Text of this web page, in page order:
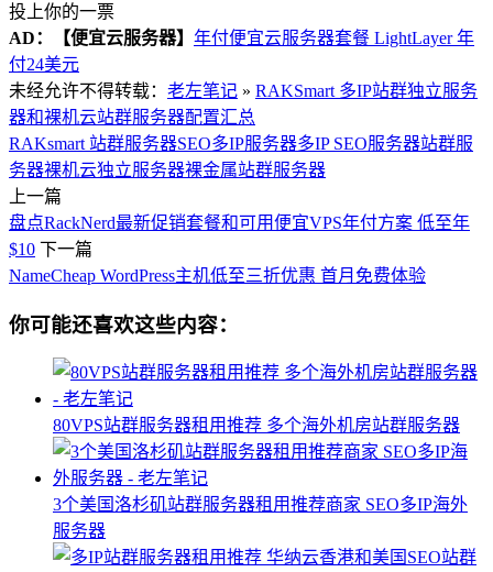
投上你的一票
AD：
【便宜云服务器】 年付便宜云服务器套餐 LightLayer 年
付24美元
未经允许不得转载： 老左笔记 » RAKSmart 多IP站群独立服务
器和裸机云站群服务器配置汇总
RAKsmart 站群服务器SEO多IP服务器多IP SEO服务器站群服
务器裸机云独立服务器裸金属站群服务器
上一篇
盘点RackNerd最新促销套餐和可用便宜VPS年付方案 低至年
$10 下一篇
NameCheap WordPress主机低至三折优惠 首月免费体验
你可能还喜欢这些内容：
80VPS站群服务器租用推荐 多个海外机房站群服务器
3个美国洛杉矶站群服务器租用推荐商家 SEO多IP海外
服务器